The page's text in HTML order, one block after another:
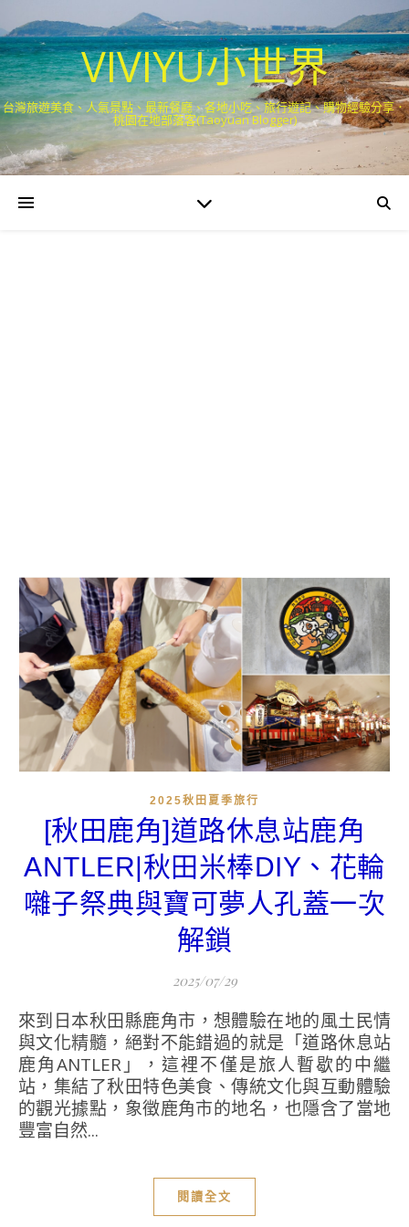
VIVIYU小世界
台灣旅遊美食、人氣景點、最新餐廳、各地小吃、旅行遊記、購物經驗分享．
桃園在地部落客(Taoyuan Blogger)
2025秋田夏季旅行
[秋田鹿角]道路休息站鹿角
ANTLER|秋田米棒DIY、花輪
囃子祭典與寶可夢人孔蓋一次
解鎖
2025/07/29
來到日本秋田縣鹿角市，想體驗在地的風土民情
與文化精髓，絕對不能錯過的就是「道路休息站
鹿角ANTLER」，這裡不僅是旅人暫歇的中繼
站，集結了秋田特色美食、傳統文化與互動體驗
的觀光據點，象徵鹿角市的地名，也隱含了當地
豐富自然...
閱讀全文